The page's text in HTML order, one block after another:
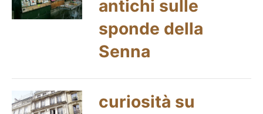
antichi sulle
sponde della
Senna
curiosità su